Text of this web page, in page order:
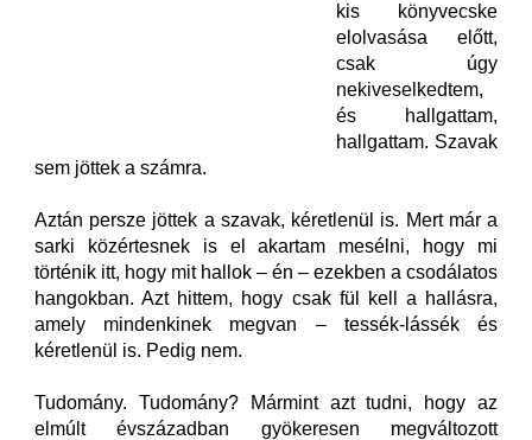
kis könyvecske
elolvasása előtt,
csak úgy
nekiveselkedtem,
és hallgattam,
hallgattam. Szavak
sem jöttek a számra.
Aztán persze jöttek a szavak, kéretlenül is. Mert már a
sarki közértesnek is el akartam mesélni, hogy mi
történik itt, hogy mit hallok – én – ezekben a csodálatos
hangokban. Azt hittem, hogy csak fül kell a hallásra,
amely mindenkinek megvan – tessék-lássék és
kéretlenül is. Pedig nem.
Tudomány. Tudomány? Mármint azt tudni, hogy az
elmúlt évszázadban gyökeresen megváltozott